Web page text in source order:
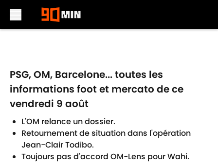
PSG, OM, Barcelone... toutes les
informations foot et mercato de ce
vendredi 9 août
L'OM relance un dossier.
Retournement de situation dans l'opération
Jean-Clair Todibo.
Toujours pas d'accord OM-Lens pour Wahi.